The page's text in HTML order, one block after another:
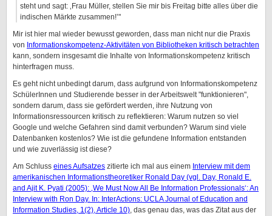
steht und sagt: ‚Frau Müller, stellen Sie mir bis Freitag bitte alles über die
indischen Märkte zusammen!’"
Mir ist hier mal wieder bewusst geworden, dass man nicht nur die Praxis
von Informationskompetenz-Aktivitäten von Bibliotheken kritisch betrachten
kann, sondern insgesamt die Inhalte von Informationskompetenz kritisch
hinterfragen muss.
Es geht nicht unbedingt darum, dass aufgrund von Informationskompetenz
SchülerInnen und Studierende besser in der Arbeitswelt "funktionieren",
sondern darum, dass sie gefördert werden, ihre Nutzung von
Informationsressourcen kritisch zu reflektieren: Warum nutzen so viel
Google und welche Gefahren sind damit verbunden? Warum sind viele
Datenbanken kostenlos? Wie ist die gefundene Information entstanden
und wie zuverlässig ist diese?
Am Schluss eines Aufsatzes zitierte ich mal aus einem Interview mit dem
amerikanischen Informationstheoretiker Ronald Day (vgl. Day, Ronald E.
and Ajit K. Pyati (2005): ‚We Must Now All Be Information Professionals‘: An
Interview with Ron Day. In: InterActions: UCLA Journal of Education and
Information Studies, 1(2), Article 10), das genau das, was das Zitat aus der